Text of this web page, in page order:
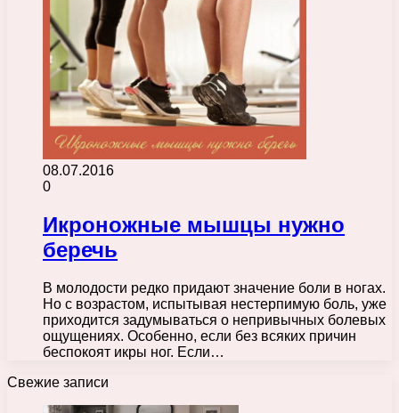
08.07.2016
0
Икроножные мышцы нужно
беречь
В молодости редко придают значение боли в ногах.
Но с возрастом, испытывая нестерпимую боль, уже
приходится задумываться о непривычных болевых
ощущениях. Особенно, если без всяких причин
беспокоят икры ног. Если…
Свежие записи